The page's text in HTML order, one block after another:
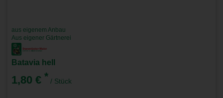
aus eigenem Anbau
Aus eigener Gärtnerei
Batavia hell
1,80 € * / Stück